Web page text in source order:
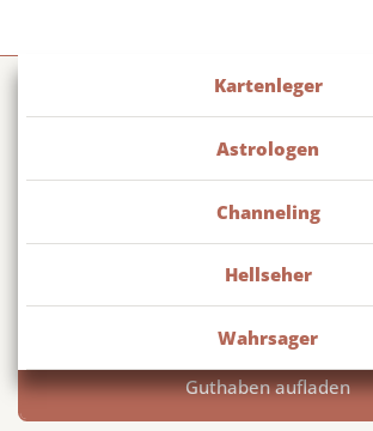
Kartenleger
Astrologen
Channeling
Hellseher
Wahrsager
Miley
0900 399 344
1,09 Euro pro Min.
0720 50 60 50
Guthaben aufladen